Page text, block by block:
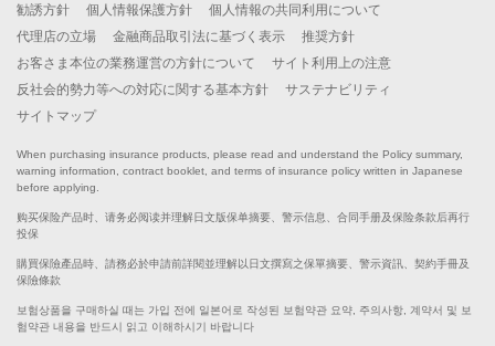
勧誘方針
個人情報保護方針
個人情報の共同利用について
代理店の立場
金融商品取引法に基づく表示
推奨方針
お客さま本位の業務運営の方針について
サイト利用上の注意
反社会的勢力等への対応に関する基本方針
サステナビリティ
サイトマップ
When purchasing insurance products, please read and understand the Policy summary,
warning information, contract booklet, and terms of insurance policy written in Japanese
before applying.
购买保险产品时、请务必阅读并理解日文版保单摘要、警示信息、合同手册及保险条款后再行
投保
購買保險產品時、請務必於申請前詳閱並理解以日文撰寫之保單摘要、警示資訊、契約手冊及
保險條款
보험상품을 구매하실 때는 가입 전에 일본어로 작성된 보험약관 요약, 주의사항, 계약서 및 보
험약관 내용을 반드시 읽고 이해하시기 바랍니다